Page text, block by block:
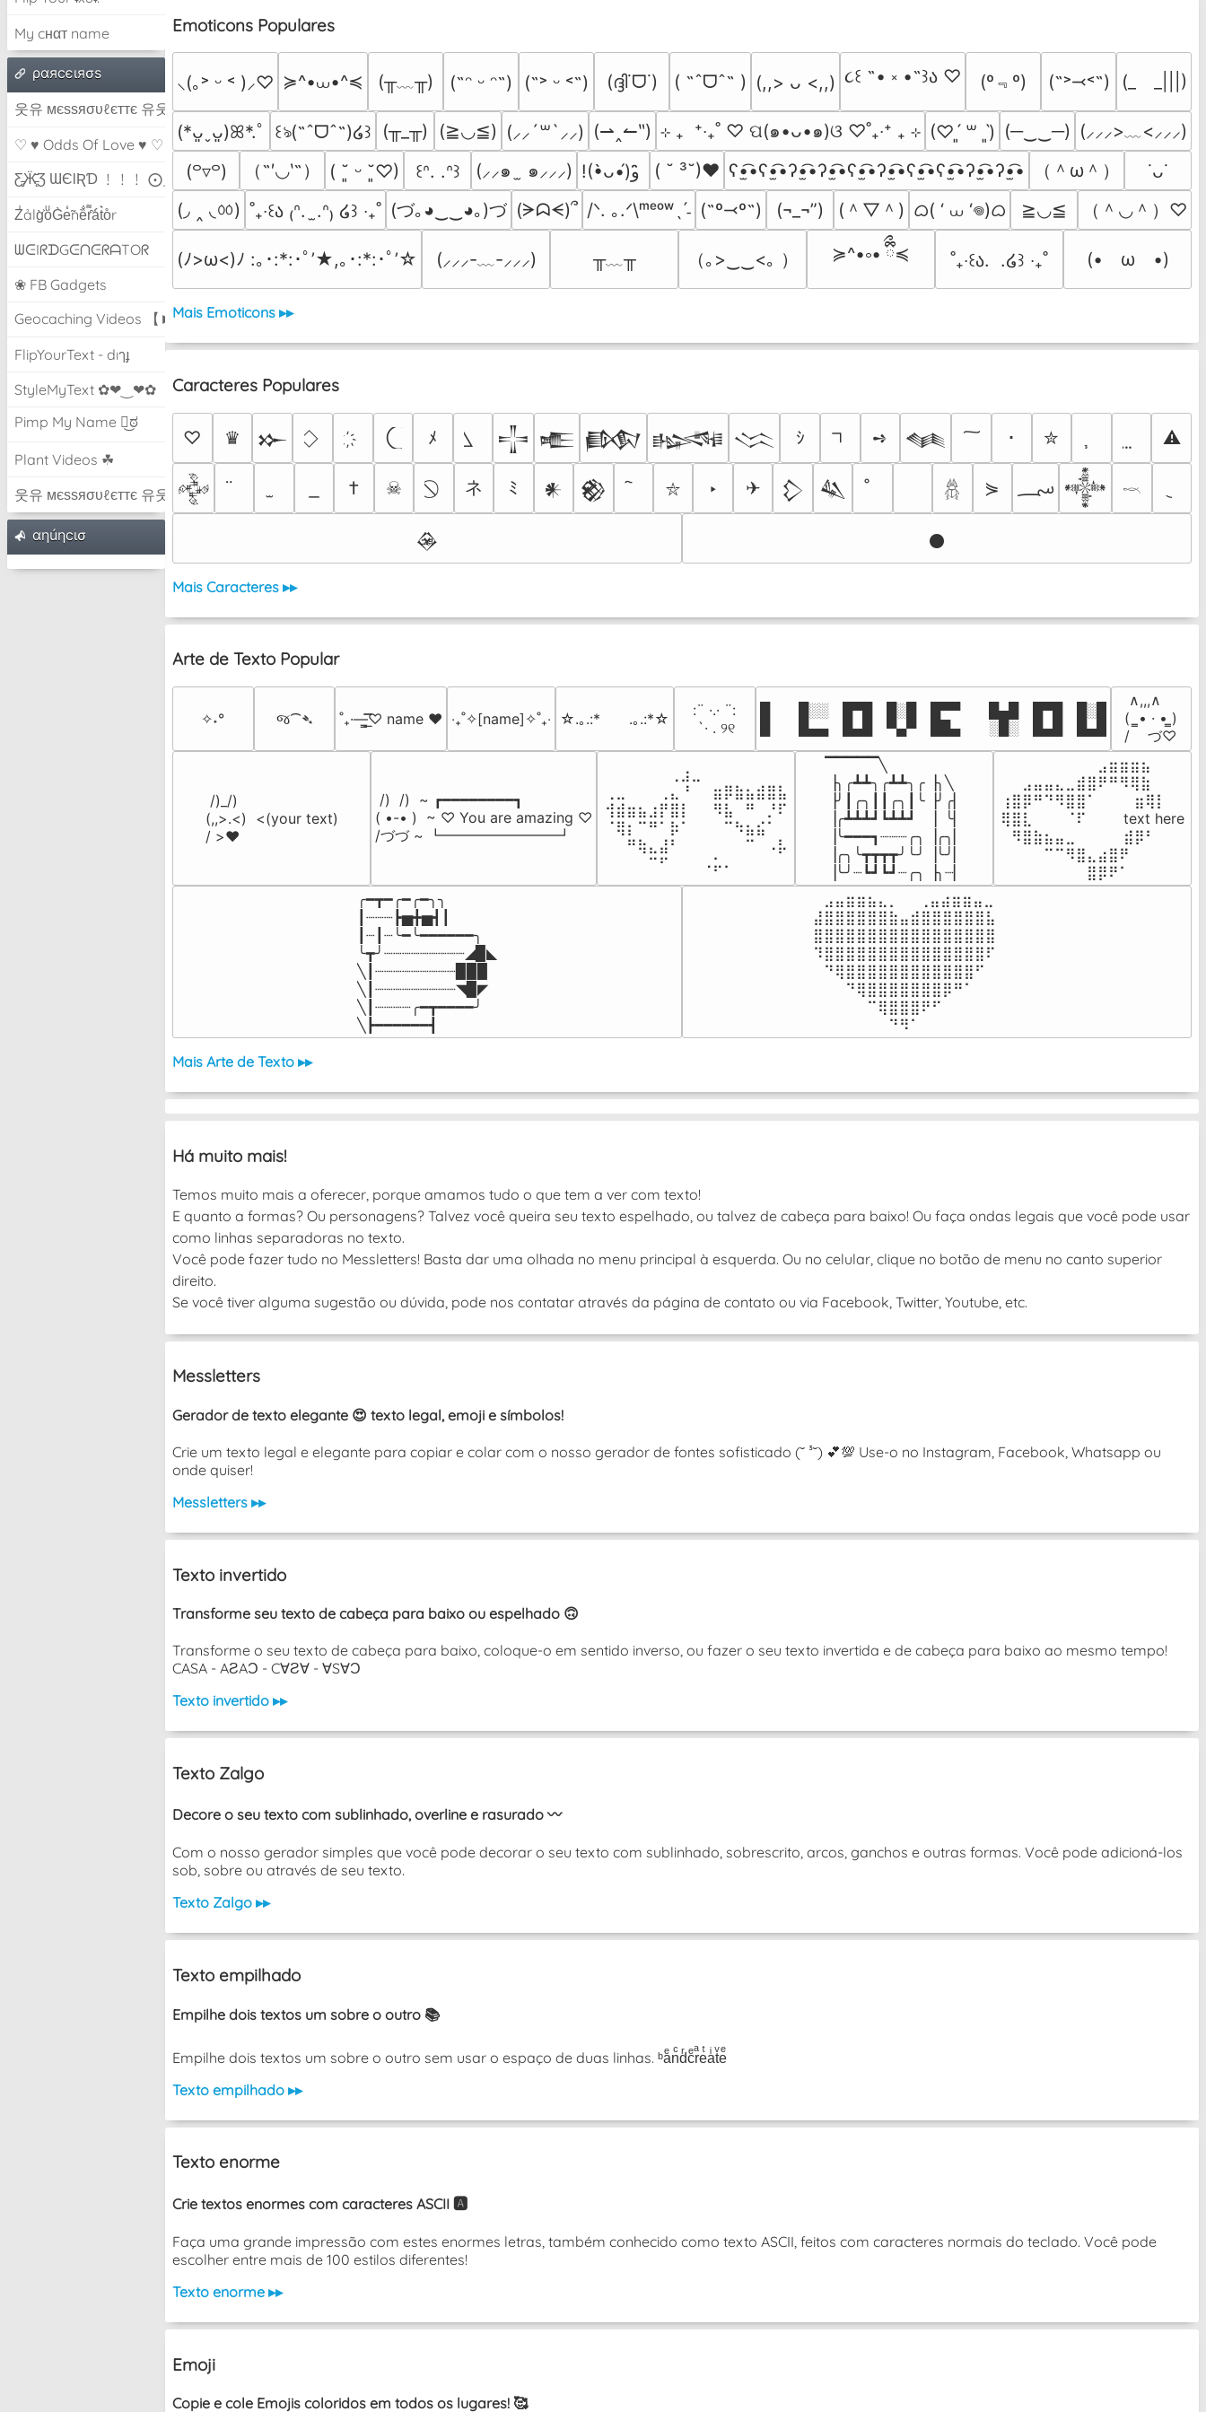
My cнαт name
ραяcєιяσѕ
웃유 мєѕѕяσυℓєттє 유웃
♡ ♥ Odds Of Love ♥ ♡
Ƹ̵̡Ӝ̵̨̄Ʒ ƜЄƖƦƊ ﹗﹗﹗ ⨀_⨀
Z̾ảlg̀͐oͧG̀e̒̃nȅ̐r͌̑á͑t͛o̊r
ᗯᕮIᖇᗪGᕮᑎᕮᖇᗩTOᖇ
❀ FB Gadgets
Geocaching Videos 【►】
FlipYourText - dıๅɟ
StyleMyText ✿❤‿❤✿
Pimp My Name ಠ͜ಠ
Plant Videos ☘
웃유 мєѕѕяσυℓєттє 유웃
αηúηcισ
Emoticons Populares
⸜(｡˃ ᵕ ˂ )⸝♡ ≽^•⩊•^≼ (╥﹏╥) (˶ᵔ ᵕ ᵔ˶) (˶˃ ᵕ ˂˶) (ദ്ദി˙ᗜ˙) ( ˶ˆᗜˆ˵ ) (,,> ᴗ <,,) ૮꒰ ˶• ༝ •˶꒱ა ♡ (º﹃º) (˶˃⤙˂˶) (_　_|||)
(*ᴗ͈ˬᴗ͈)ꕤ*.ﾟ ꒰ঌ(˶ˆᗜˆ˵)໒꒱ (╥_╥) (≧◡≦) (⸝⸝´꒳`⸝⸝) (⇀‸↼‶) ⊹ ₊  ⁺‧₊˚ ♡ ପ(๑•ᴗ•๑)ଓ ♡˚₊‧⁺ ₊ ⊹ (♡ˊ͈ ꒳ ˋ͈) (─‿‿─) (⸝⸝⸝>﹏<⸝⸝⸝)
(꒪▿꒪)
（˶′◡‵˶） ( ˘͈ ᵕ ˘͈♡) ꒰ᐢ. .ᐢ꒱ (⸝⸝๑  ̫ ๑⸝⸝⸝) ( ˘ ³˘)♥ ʕ•̫͡•ʕ•̫͡•ʔ•̫͡•ʔ•̫͡•ʕ•̫͡•ʔ•̫͡•ʕ•̫͡•ʕ•̫͡•ʔ•̫͡•ʔ•̫͡• （＾ω＾）
˙ᴗ˙
(◞ ‸ ◟ㆀ) ˚₊‧꒰ა ₍ᐢ.  ̫.ᐢ₎ ໒꒱ ‧₊˚ (づ｡◕‿‿◕｡)づ (ᗒᗣᗕ)՞ /ᐠ. ｡.ᐟ\ᵐᵉᵒʷˎˊ˗ (˶º⤙º˶) (¬_¬”) (＾▽＾) ᜊ( ‘ ⩊ ‘𖦹)ᜊ ≧◡≦ （＾◡＾）♡
(ﾉ>ω<)ﾉ :｡･:*:･ﾟ’★,｡･:*:･ﾟ’☆ (⸝⸝⸝-﹏-⸝⸝⸝) ╥﹏╥ （｡>‿‿<｡ ） ≽^•༚• ྀིྀ≼ ˚₊‧꒰ა.  .໒꒱ ‧₊˚ (•　ω　•)
Mais Emoticons ▸▸
Caracteres Populares
♡ ♛ 𒁍 ﾒ 𒋲 𒍫 𒁃 𒈙 𒈱 ｼ ➺ 𒈝 ･ ✮ ⚠
𒅒 † ☠ ネ ﾐ 𒀭 𒆙 ⛥ ‣ ✈ 𒁷 𒈑 𓆣 ⋟ ؄ 𒀱 𓎖
𒊲 𒊹
Mais Caracteres ▸▸
Arte de Texto Popular
✧˖° જ⁀➴ ˚₊·—̳͟͞͞♡ name ♥️ ‎‧₊˚✧[name]✧˚₊‧ ☆.｡.:*　　.｡.:*☆
⠀:¨ ·.· ¨:⠀
⠀ `· . ୨୧⠀
█  █░░ █▀█ █░█ █▀▀  █▄█ █▀█ █░█
█  █▄▄ █▄█ ▀▄▀ ██▄  ░█░ █▄█ █▄█
∧,,,∧
(  ̳• · • ̳)
/    づ♡
/)_/)
(,,>.<)  <(your text)
/ >❤️
/)  /)  ~ ┏━━━━━━━━┓
( •-• )  ~ ♡ You are amazing ♡
/づづ ~ ┗━━━━━━━━┛
⠀⠀⠀⠀⠀⠀⢀⣰⣀⠀⠀⠀⠀⠀⠀⠀⠀
⢀⣀⠀⠀⠀⢀⣄⠘⠀⠀⣶⡿⣷⣦⣾⣿⣧
⢺⣾⣶⣦⣰⡟⣿⡇⠀⠀⠻⣧⠀⠛⠀⡘⠏
⠈⢿⡆⠉⠛⠁⡷⠁⠀⠀⠀⠉⠳⣦⣮⠁⠀
⠀⠀⠛⢷⣄⣼⠃⠀⠀⠀⠀⠀⠀⠉⠀⠠⡧
⠀⠀⠀⠀⠉⠋⠀⠀⠀⠠⡥⠄⠀⠀⠀⠀⠀
▔▔▔▔▔╲
▕╮╭┻┻╮╭┻┻╮╭▕╮╲
▕╯┃╭╮┃┃╭╮┃╰▕╯╭▏
▕╭┻┻┻┛┗┻┻┛  ▕  ╰▏
▕╰━━━┓┈┈┈╭╮▕╭╮▏
▕╭╮╰┳┳┳┳╯╰╯▕╰╯▏
▕╰╯┈┗┛┗┛┈╭╮▕╮┈▏
⠀⠀⠀⠀⠀⠀⠀⠀⠀⣠⣶⣶⣶⣦⠀⠀
⠀⠀⣠⣤⣤⣄⣀⣾⣿⠟⠛⠻⢿⣷⠀
⢰⣿⡿⠛⠙⠻⣿⣿⠁⠀⠀ ⠀⣶⢿⡇
⢿⣿⣇⠀⠀⠀⠈⠏⠀⠀⠀ text here
⠀⠻⣿⣷⣦⣤⣀⠀⠀⠀ ⠀⣾⡿⠃⠀
⠀⠀⠀⠀⠉⠉⠻⣿⣄⣴⣿⠟⠀⠀⠀
⠀⠀⠀⠀⠀⠀⠀⠀⣿⡿⠟⠁⠀⠀⠀
╭━┳━╭━╭━╮╮
┃┈┈┈┣▅╋▅┫┃
┃┈┃┈╰━╰━━━━━━╮
╰┳╯┈┈┈┈┈┈┈┈┈◢▉◣
╲┃┈┈┈┈┈┈┈┈┈▉▉▉
╲┃┈┈┈┈┈┈┈┈┈◥▉◤
╲┃┈┈┈┈╭━┳━━━━╯
╲┣━━━━━━┫﻿
⠀⣠⣤⣶⣶⣦⣄⡀  ⠀⢀⣤⣴⣶⣶⣤⣀⠀
⣼⣿⣿⣿⣿⣿⣿⣷⣤⣾⣿⣿⣿⣿⣿⣿⣧
⣿⣿⣿⣿⣿⣿⣿⣿⣿⣿⣿⣿⣿⣿⣿⣿⣿
⠹⣿⣿⣿⣿⣿⣿⣿⣿⣿⣿⣿⣿⣿⣿⣿⠏
⠀⠙⢿⣿⣿⣿⣿⣿⣿⣿⣿⣿⣿⣿⣿⠋⠀
⠀⠀⠀⠙⢿⣿⣿⣿⣿⣿⣿⣿⡿⠛⠁⠀⠀
⠀⠀⠀⠀⠀⠉⢿⣿⣿⣿⠟⠋⠀⠀⠀⠀⠀
⠀⠀⠀⠀⠀⠀⠀⠙⠻⠁⠀⠀⠀⠀⠀⠀⠀⠀⠀⠀⠀⠀⠀
Mais Arte de Texto ▸▸
Há muito mais!
Temos muito mais a oferecer, porque amamos tudo o que tem a ver com texto!
E quanto a formas? Ou personagens? Talvez você queira seu texto espelhado, ou talvez de cabeça para baixo! Ou faça ondas legais que você pode usar
como linhas separadoras no texto.
Você pode fazer tudo no Messletters! Basta dar uma olhada no menu principal à esquerda. Ou no celular, clique no botão de menu no canto superior
direito.
Se você tiver alguma sugestão ou dúvida, pode nos contatar através da página de contato ou via Facebook, Twitter, Youtube, etc.
Messletters
Gerador de texto elegante 😍 texto legal, emoji e símbolos!
Crie um texto legal e elegante para copiar e colar com o nosso gerador de fontes sofisticado (˘ ³˘) 💕💯 Use-o no Instagram, Facebook, Whatsapp ou
onde quiser!
Messletters ▸▸
Texto invertido
Transforme seu texto de cabeça para baixo ou espelhado 🙃
Transforme o seu texto de cabeça para baixo, coloque-o em sentido inverso, ou fazer o seu texto invertida e de cabeça para baixo ao mesmo tempo!
CASA - AƧAƆ - C∀Ƨ∀ - ∀S∀Ɔ
Texto invertido ▸▸
Texto Zalgo
Decore o seu texto com sublinhado, overline e rasurado 〰️
Com o nosso gerador simples que você pode decorar o seu texto com sublinhado, sobrescrito, arcos, ganchos e outras formas. Você pode adicioná-los
sob, sobre ou através de seu texto.
Texto Zalgo ▸▸
Texto empilhado
Empilhe dois textos um sobre o outro 📚
Empilhe dois textos um sobre o outro sem usar o espaço de duas linhas. ᵇaͤnͨdͬcͤrͣeͭaͥtͮeͤ
Texto empilhado ▸▸
Texto enorme
Crie textos enormes com caracteres ASCII 🅰️
Faça uma grande impressão com estes enormes letras, também conhecido como texto ASCII, feitos com caracteres normais do teclado. Você pode
escolher entre mais de 100 estilos diferentes!
Texto enorme ▸▸
Emoji
Copie e cole Emojis coloridos em todos os lugares! 🥰